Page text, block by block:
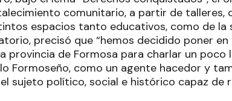
comunitario, a partir de talleres,
espacios tanto educativos, como de la
precisó que “hemos decidido poner
provincia de Formosa para charlar un poco
Formoseño, como un agente hacedor y
sujeto político, social e histórico capaz de